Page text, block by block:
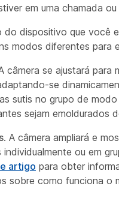
em uma chamada ou
do dispositivo que você
modos diferentes para
câmera se ajustará para
se
sutis no grupo de
sejam emoldurados
. A câmera ampliará e
individualmente ou em
artigo para obter
sobre como funciona o